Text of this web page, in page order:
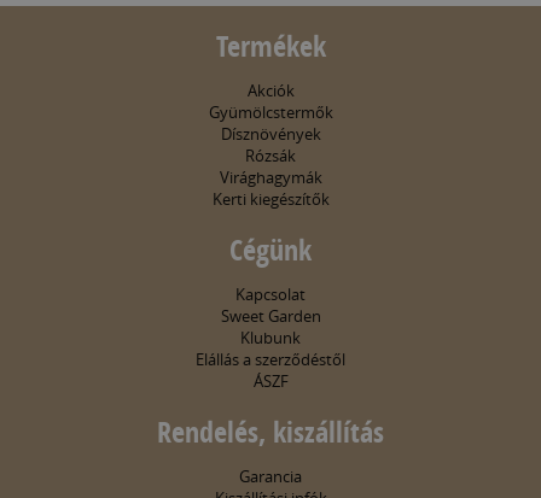
Termékek
Akciók
Gyümölcstermők
Dísznövények
Rózsák
Virághagymák
Kerti kiegészítők
Cégünk
Kapcsolat
Sweet Garden
Klubunk
Elállás a szerződéstől
ÁSZF
Rendelés, kiszállítás
Garancia